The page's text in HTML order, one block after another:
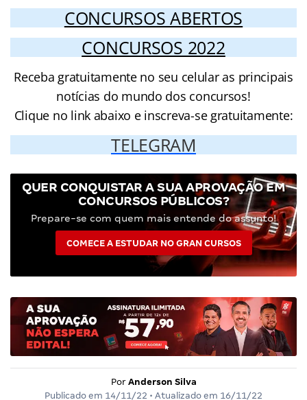
CONCURSOS ABERTOS
CONCURSOS 2022
Receba gratuitamente no seu celular as principais
notícias do mundo dos concursos!
Clique no link abaixo e inscreva-se gratuitamente:
TELEGRAM
QUER CONQUISTAR A SUA APROVAÇÃO EM
CONCURSOS PÚBLICOS?
Prepare-se com quem mais entende do assunto!
COMECE A ESTUDAR NO GRAN CURSOS
Por Anderson Silva
Publicado em 14/11/22 • Atualizado em 16/11/22